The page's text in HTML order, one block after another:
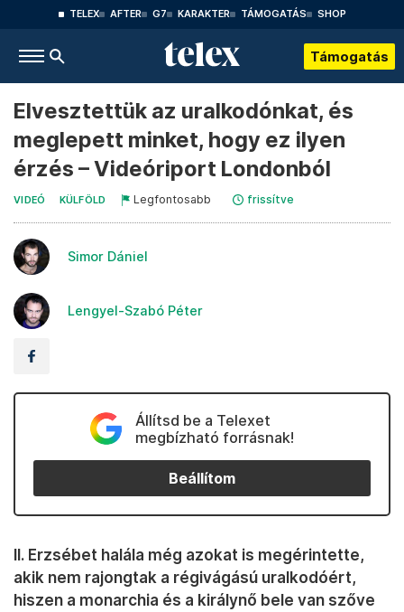
TELEX AFTER G7 KARAKTER TÁMOGATÁS SHOP
Támogatás
Elvesztettük az uralkodónkat, és
meglepett minket, hogy ez ilyen
érzés – Videóriport Londonból
VIDEÓ KÜLFÖLD Legfontosabb frissítve
Simor Dániel
Lengyel-Szabó Péter
Állítsd be a Telexet
megbízható forrásnak!
Beállítom
II. Erzsébet halála még azokat is megérintette,
akik nem rajongtak a régivágású uralkodóért,
hiszen a monarchia és a királynő bele van szőve